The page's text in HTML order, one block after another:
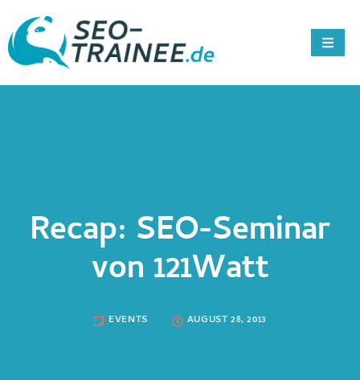
Recap: SEO-Seminar
von 121Watt
EVENTS AUGUST 28, 2013